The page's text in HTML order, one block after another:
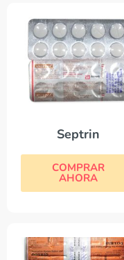
Septrin
COMPRAR
AHORA